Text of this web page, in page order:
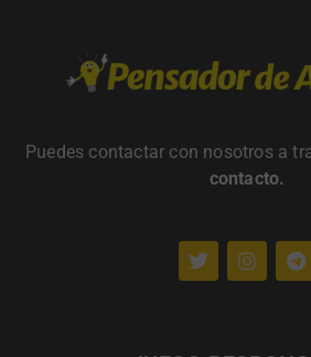
Puedes contactar con nosotros a
contacto.